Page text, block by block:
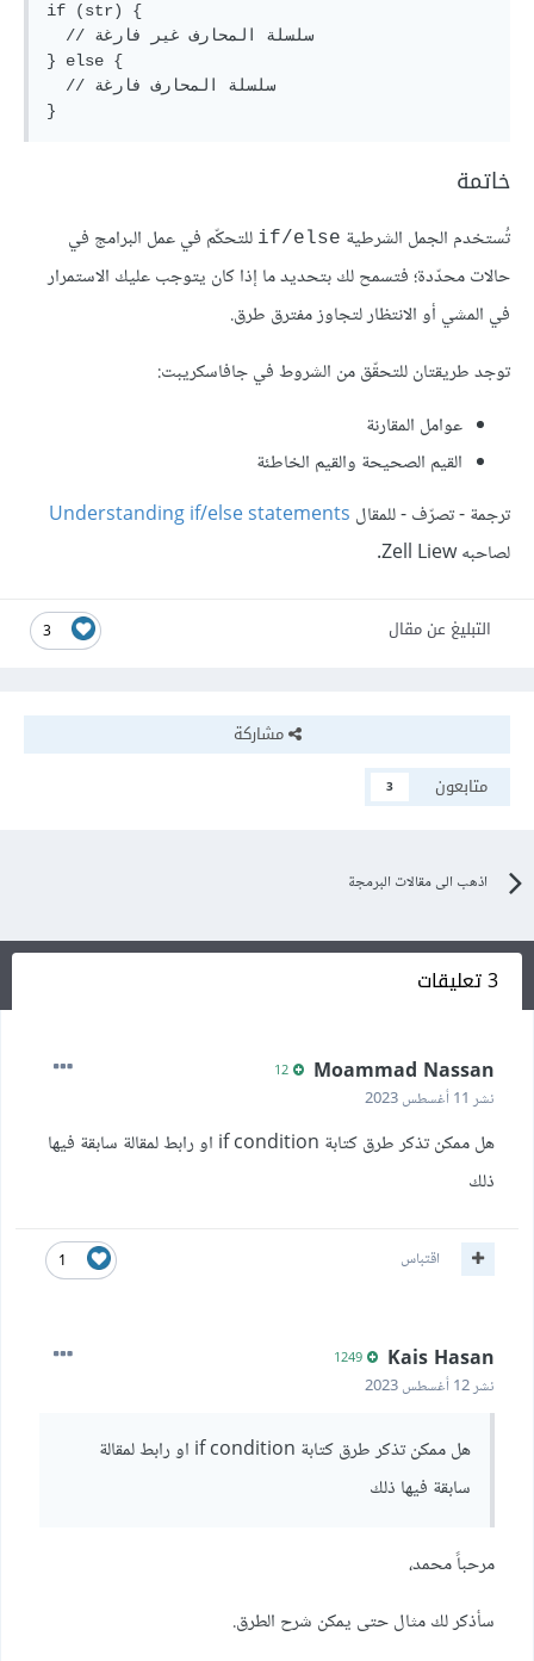
if (str) {
} else {
خاتمة
تُستخدم الجمل الشرطية if/else للتحكّم في عمل البرامج في
حالات محدّدة؛ فتسمح لك بتحديد ما إذا كان يتوجب عليك الاستمرار
في المشي أو الانتظار لتجاوز مفترق طرق.
توجد طريقتان للتحقّق من الشروط في جافاسكريبت:
عوامل المقارنة
القيم الصحيحة والقيم الخاطئة
ترجمة - تصرّف - للمقال Understanding if/else statements
لصاحبه Zell Liew.
3 التبليغ عن مقال
مشاركة
متابعون
3
اذهب الى مقالات البرمجة
3 تعليقات
Moammad Nassan
نشر 11 أغسطس 2023
هل ممكن تذكر طرق كتابة if condition او رابط لمقالة سابقة فيها
ذلك
1 اقتباس
Kais Hasan
نشر12 أغسطس 2023
هل ممكن تذكر طرق كتابة if condition او رابط لمقالة
سابقة فيها ذلك
مرحباً محمد،
سأذكر لك مثال حتى يمكن شرح الطرق.